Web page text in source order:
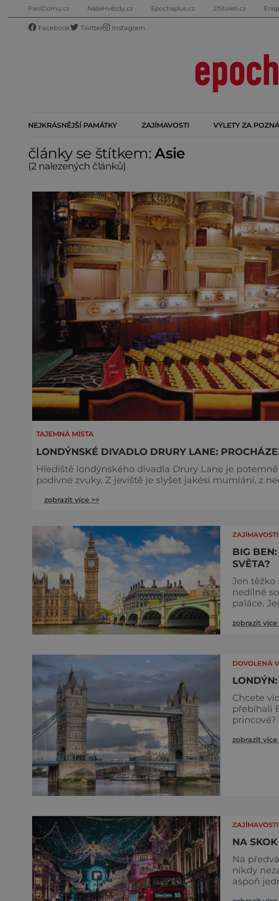
PaníDomu.cz NašeHvězdy.cz Epochaplus.cz 21Stoleti.cz
Facebook Twitter Instagram
NEJKRÁSNĚJŠÍ PAMÁTKY ZAJÍMAVOSTI VÝLETY ZA
články se štítkem:Asie
(2 nalezených článků)
TAJEMNÁ MÍSTA
LONDÝNSKÉ DIVADLO DRURY LANE:
Hlediště londýnského divadla Drury Lane je
podivné zvuky. Z jeviště je slyšet jakési mumlání, z
bohatý herec a divadelník ze 17. století jménem
zobrazit více >>
ZAJÍMAVOSTI
BIG
SVĚTA?
Jen těžko
nedílné
paláce.
srpna
kbelíky s
zobrazit více
DOVOLENÁ
Chcete
přebíhali
stihnout? Kouzelný Londýn vám určitě učaruje.
zobrazit více
ZAJÍMAVOSTI
NA
Na
nikdy nezapomenete.
aspoň